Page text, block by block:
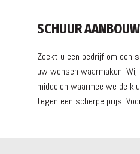
SCHUUR
Zoekt u een bedrijf om een
uw wensen waarmaken.
middelen waarmee we de
tegen een scherpe prijs!